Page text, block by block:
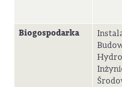
Biogospodarka